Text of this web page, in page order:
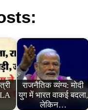
राजनैतिक व्यंग्य: मोदी
युग में भारत वाकई बदला,
लेकिन…